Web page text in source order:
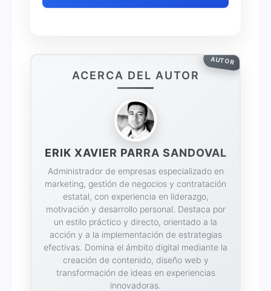
AUTOR
ACERCA DEL AUTOR
ERIK XAVIER PARRA SANDOVAL
Administrador de empresas especializado en
marketing, gestión de negocios y contratación
estatal, con experiencia en liderazgo,
motivación y desarrollo personal. Destaca por
un estilo práctico y directo, orientado a la
acción y a la implementación de estrategias
efectivas. Domina el ámbito digital mediante la
creación de contenido, diseño web y
transformación de ideas en experiencias
innovadoras.